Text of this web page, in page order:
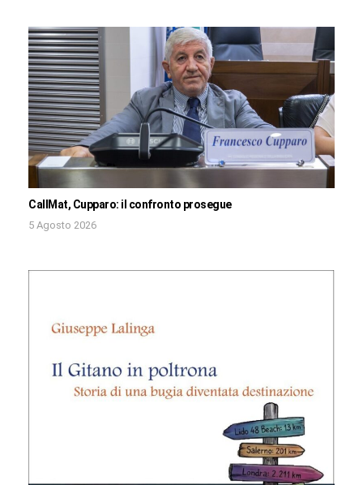
CallMat, Cupparo: il confronto prosegue
5 Agosto 2026